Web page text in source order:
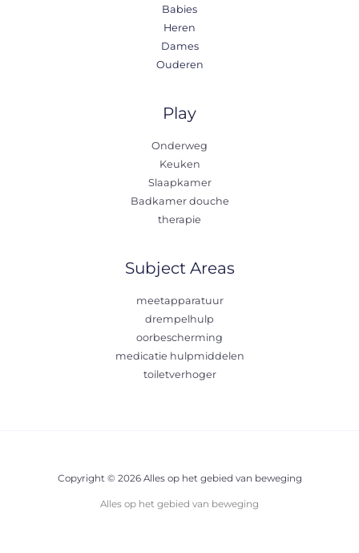
Babies
Heren
Dames
Ouderen
Play
Onderweg
Keuken
Slaapkamer
Badkamer douche
therapie
Subject Areas
meetapparatuur
drempelhulp
oorbescherming
medicatie hulpmiddelen
toiletverhoger
Copyright © 2026 Alles op het gebied van beweging
Alles op het gebied van beweging